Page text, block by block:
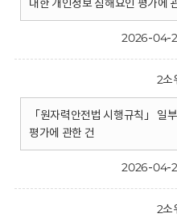
대한 개인정보 침해요인 평가에
2026-04-
2소
「원자력안전법 시행규칙」 일
평가에 관한 건
2026-04-
2소